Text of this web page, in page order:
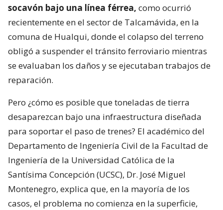
socavón bajo una línea férrea, como ocurrió
recientemente en el sector de Talcamávida, en la
comuna de Hualqui, donde el colapso del terreno
obligó a suspender el tránsito ferroviario mientras
se evaluaban los daños y se ejecutaban trabajos de
reparación.
Pero ¿cómo es posible que toneladas de tierra
desaparezcan bajo una infraestructura diseñada
para soportar el paso de trenes? El académico del
Departamento de Ingeniería Civil de la Facultad de
Ingeniería de la Universidad Católica de la
Santísima Concepción (UCSC), Dr. José Miguel
Montenegro, explica que, en la mayoría de los
casos, el problema no comienza en la superficie,